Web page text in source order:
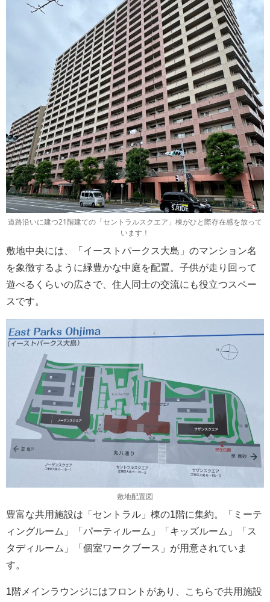
道路沿いに建つ21階建ての「セントラルスクエア」棟がひと際存在感を放って
います！
敷地中央には、「イーストパークス大島」のマンション名
を象徴するように緑豊かな中庭を配置。子供が走り回って
遊べるくらいの広さで、住人同士の交流にも役立つスペー
スです。
敷地配置図
豊富な共用施設は「セントラル」棟の1階に集約。「ミーテ
ィングルーム」「パーティルーム」「キッズルーム」「ス
タディルーム」「個室ワークブース」が用意されていま
す。
1階メインラウンジにはフロントがあり、こちらで共用施設